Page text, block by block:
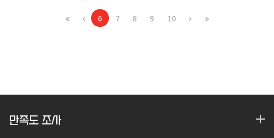
6 7 8 9 10
만족도 조사